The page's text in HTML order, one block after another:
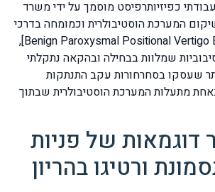
כפיזיותרפיסט מוסמך על ידי משרד
המערכת הוסטיבולריתוכמומחה בדרכי
[Benign Paroxysmal Positional Vertigo BPPV],
שמלוות בבחילה ובהקאה נתקלתי
שעסקו בסחרחורות עקב התנתקות
מתעלות המערכת הוסטיבולרית שבתוך
דוגמאות של פניות
ורטיגו בהריון